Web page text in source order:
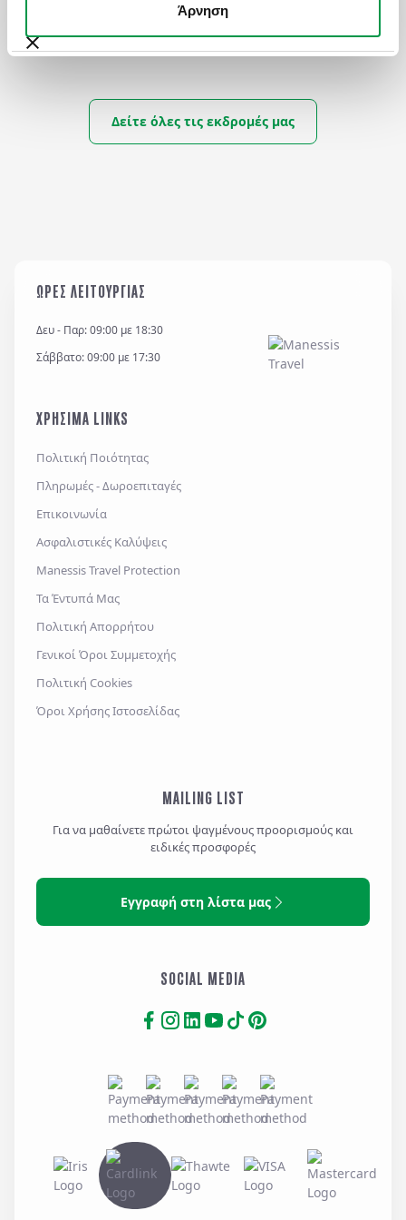
Άρνηση
διάσημο Ιταλό ζωγράφο
Καραβάτζιο. Είναι ο
μεγαλύτερος καμβάς που
υπέγραψε ποτέ.
8ΗΜ ΜΕ ΤΟ COSTA FASCINOSA ΣΤΗ
ΑΠΟ
Δείτε όλες τις εκδρομές μας
ΩΡΕΣ ΛΕΙΤΟΥΡΓΙΑΣ
Δευ - Παρ: 09:00 με 18:30
Σάββατο: 09:00 με 17:30
ΧΡΗΣΙΜΑ LINKS
Πολιτική Ποιότητας
Πληρωμές - Δωροεπιταγές
Επικοινωνία
Ασφαλιστικές Καλύψεις
Manessis Travel Protection
Τα Έντυπά Μας
Πολιτική Απορρήτου
Γενικοί Όροι Συμμετοχής
Πολιτική Cookies
Όροι Χρήσης Ιστοσελίδας
MAILING LIST
Για να μαθαίνετε πρώτοι ψαγμένους προορισμούς και
ειδικές προσφορές
Εγγραφή στη λίστα μας
SOCIAL MEDIA